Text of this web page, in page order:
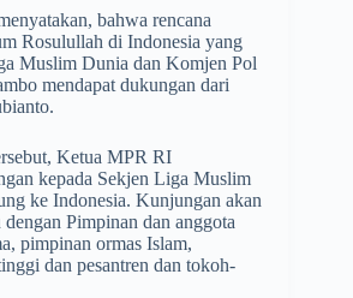
bahwa rencana
Rosulullah di Indonesia yang
Muslim Dunia dan Komjen Pol
mendapat dukungan dari
Ketua MPR RI
kepada Sekjen Liga Muslim
ke Indonesia. Kunjungan akan
Pimpinan dan anggota
pimpinan ormas Islam,
dan pesantren dan tokoh-